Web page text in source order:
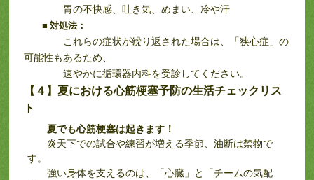
胃の不快感、吐き気、めまい、冷や汗
■対処法：
これらの症状が繰り返された場合は、「狭心症」の
可能性もあるため、
速やかに循環器内科を受診してください。
【４】夏における心筋梗塞予防の生活チェックリス
ト
夏でも心筋梗塞は起きます！
炎天下での試合や練習が増える季節、油断は禁物で
す。
強い身体を支えるのは、「心臓」と「チームの気配